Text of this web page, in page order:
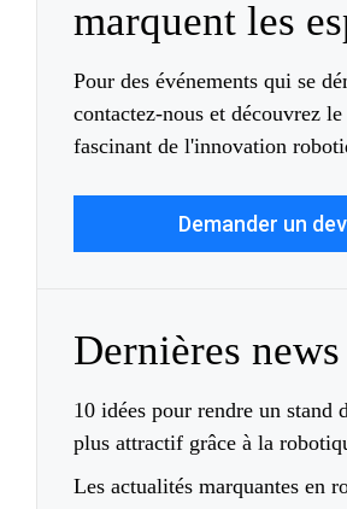
marquent les
Pour des événements qui se
contactez-nous et découvrez
fascinant de l'innovation
Demander un
Dernières news
10 idées pour rendre un stand
plus attractif grâce à la
Les actualités marquantes en